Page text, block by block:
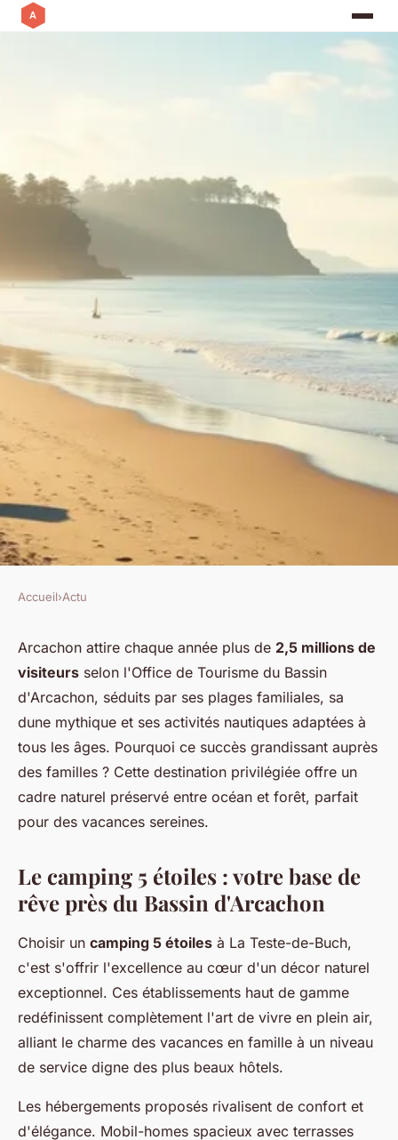
Vacances en famille à
Arcachon : découvrez le
camping de rêve
Samuel• 14 janvier 2026•8 min de lecture
Accueil›Actu
Arcachon attire chaque année plus de 2,5 millions de
visiteurs selon l'Office de Tourisme du Bassin
d'Arcachon, séduits par ses plages familiales, sa
dune mythique et ses activités nautiques adaptées à
tous les âges. Pourquoi ce succès grandissant auprès
des familles ? Cette destination privilégiée offre un
cadre naturel préservé entre océan et forêt, parfait
pour des vacances sereines.
Le camping 5 étoiles : votre base de
rêve près du Bassin d'Arcachon
Choisir un camping 5 étoiles à La Teste-de-Buch,
c'est s'offrir l'excellence au cœur d'un décor naturel
exceptionnel. Ces établissements haut de gamme
redéfinissent complètement l'art de vivre en plein air,
alliant le charme des vacances en famille à un niveau
de service digne des plus beaux hôtels.
Les hébergements proposés rivalisent de confort et
d'élégance. Mobil-homes spacieux avec terrasses